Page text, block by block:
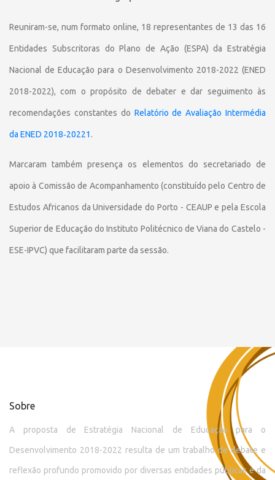
Reuniram-se, num formato online, 18 representantes de 13 das 16
Entidades Subscritoras do Plano de Ação (ESPA) da Estratégia
Nacional de Educação para o Desenvolvimento 2018-2022 (ENED
2018-2022), com o propósito de debater e dar seguimento às
recomendações constantes do Relatório de Avaliação Intermédia
da ENED 2018‐20221 .
Marcaram também presença os elementos do secretariado de
apoio à Comissão de Acompanhamento (constituído pelo Centro de
Estudos Africanos da Universidade do Porto - CEAUP e pela Escola
Superior de Educação do Instituto Politécnico de Viana do Castelo -
ESE-IPVC) que facilitaram parte da sessão.
Sobre
A proposta de Estratégia Nacional de Educação para o
Desenvolvimento 2018-2022 resulta de um trabalho de debate e
reflexão profundo promovido por diversas entidades públicas e da